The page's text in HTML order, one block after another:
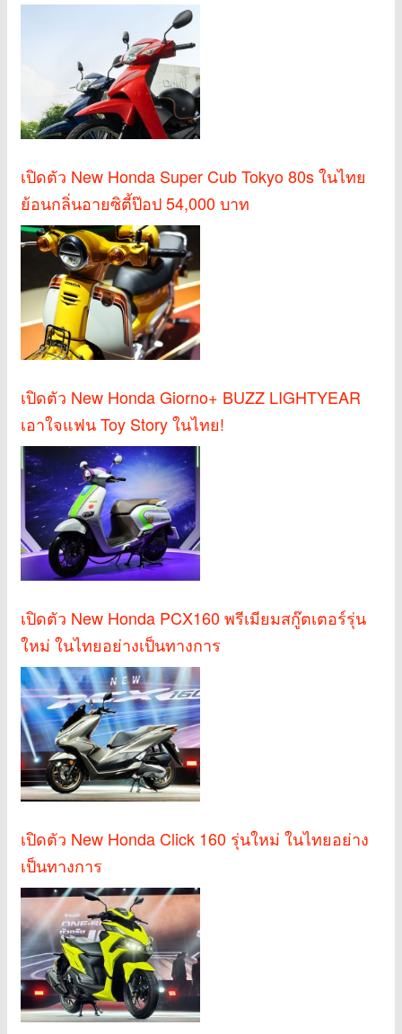
เปิดตัว New Honda Super Cub Tokyo 80s ในไทย
ย้อนกลิ่นอายซิตี้ป๊อป 54,000 บาท
เปิดตัว New Honda Giorno+ BUZZ LIGHTYEAR
เอาใจแฟน Toy Story ในไทย!
เปิดตัว New Honda PCX160 พรีเมียมสกู๊ตเตอร์รุ่น
ใหม่ ในไทยอย่างเป็นทางการ
เปิดตัว New Honda Click 160 รุ่นใหม่ ในไทยอย่าง
เป็นทางการ